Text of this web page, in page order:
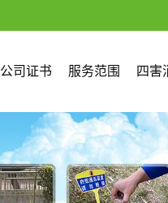
公司证书 服务范围 四害